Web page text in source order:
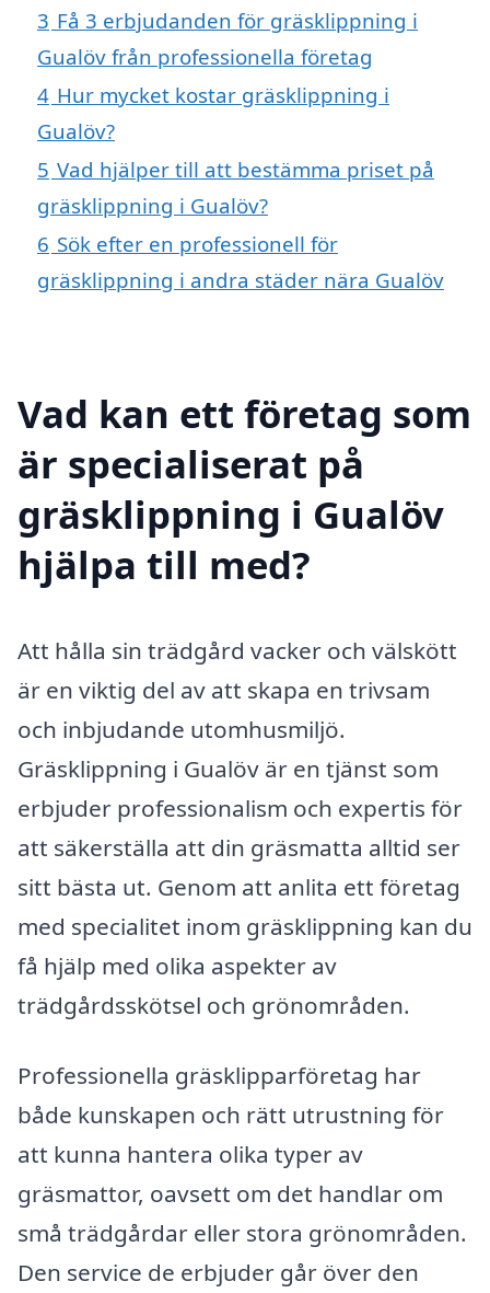
3 Få 3 erbjudanden för gräsklippning i
Gualöv från professionella företag
4 Hur mycket kostar gräsklippning i
Gualöv?
5 Vad hjälper till att bestämma priset på
gräsklippning i Gualöv?
6 Sök efter en professionell för
gräsklippning i andra städer nära Gualöv
Vad kan ett företag som
är specialiserat på
gräsklippning i Gualöv
hjälpa till med?
Att hålla sin trädgård vacker och välskött
är en viktig del av att skapa en trivsam
och inbjudande utomhusmiljö.
Gräsklippning i Gualöv är en tjänst som
erbjuder professionalism och expertis för
att säkerställa att din gräsmatta alltid ser
sitt bästa ut. Genom att anlita ett företag
med specialitet inom gräsklippning kan du
få hjälp med olika aspekter av
trädgårdsskötsel och grönområden.
Professionella gräsklipparföretag har
både kunskapen och rätt utrustning för
att kunna hantera olika typer av
gräsmattor, oavsett om det handlar om
små trädgårdar eller stora grönområden.
Den service de erbjuder går över den